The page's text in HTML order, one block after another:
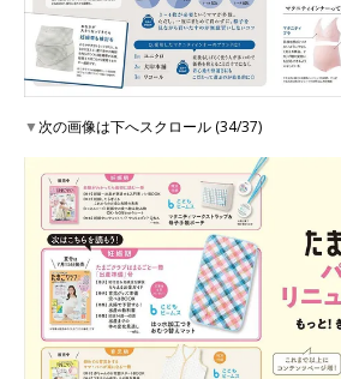
▼次の画像は下へスクロール (34/37)